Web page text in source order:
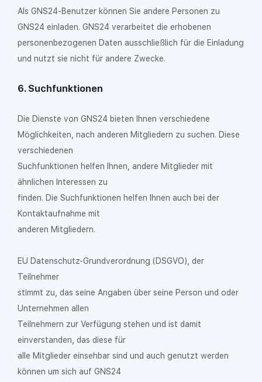
Als GNS24-Benutzer können Sie andere Personen zu
GNS24 einladen. GNS24 verarbeitet die erhobenen
personenbezogenen Daten ausschließlich für die Einladung
und nutzt sie nicht für andere Zwecke.
6. Suchfunktionen
Die Dienste von GNS24 bieten Ihnen verschiedene
Möglichkeiten, nach anderen Mitgliedern zu suchen. Diese
verschiedenen
Suchfunktionen helfen Ihnen, andere Mitglieder mit
ähnlichen Interessen zu
finden. Die Suchfunktionen helfen Ihnen auch bei der
Kontaktaufnahme mit
anderen Mitgliedern.
EU Datenschutz-Grundverordnung (DSGVO), der
Teilnehmer
stimmt zu, das seine Angaben über seine Person und oder
Unternehmen allen
Teilnehmern zur Verfügung stehen und ist damit
einverstanden, das diese für
alle Mitglieder einsehbar sind und auch genutzt werden
können um sich auf GNS24